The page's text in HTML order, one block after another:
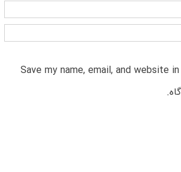
Save my name, email, and website